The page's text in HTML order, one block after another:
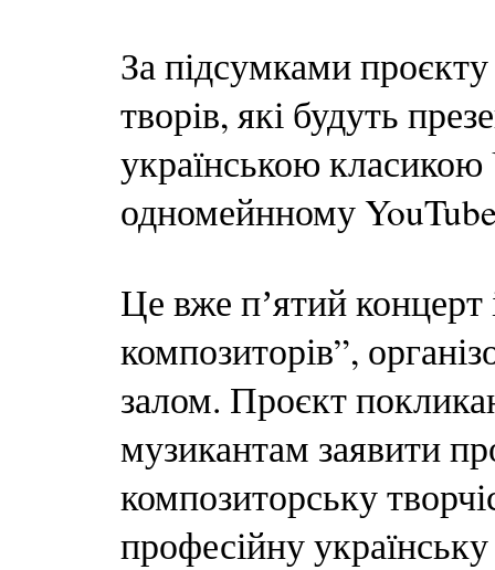
За підсумками проєкту
творів, які будуть
українською
одномейнному
Це вже пʼятий концерт
композиторів”,
залом. Проєкт
музикантам заявити
композиторську
професійну